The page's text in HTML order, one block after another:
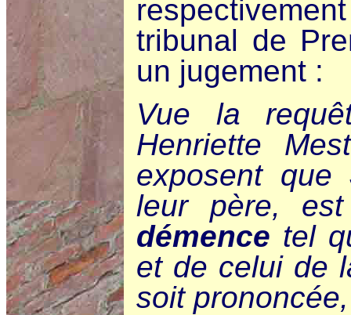
tribunal de
un jugement :
Vue la
Henriette
exposent que
leur père,
démence tel
et de celui de
soit prononcée,